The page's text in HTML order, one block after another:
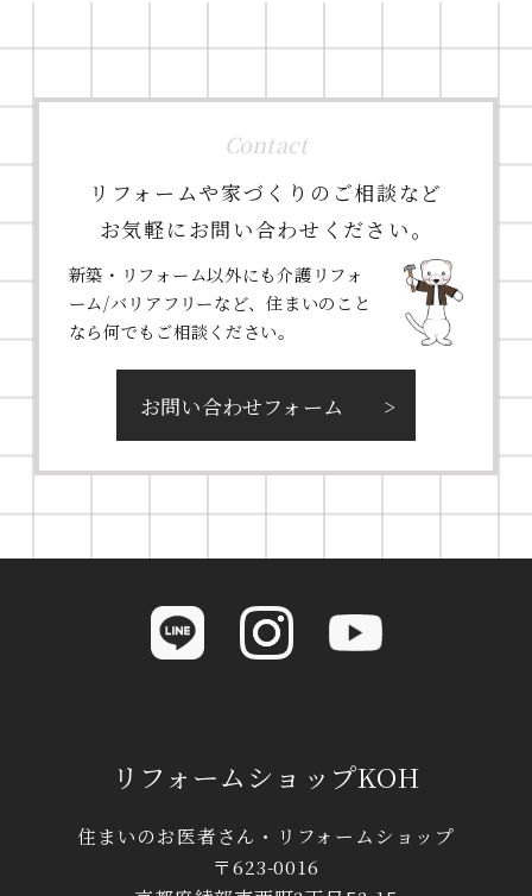
Contact
リフォームや家づくりのご相談など
お気軽にお問い合わせください。
新築・リフォーム以外にも介護リフォ
ーム/バリアフリーなど、住まいのこと
なら何でもご相談ください。
お問い合わせフォーム
リフォームショップKOH
住まいのお医者さん・リフォームショップ
〒623-0016